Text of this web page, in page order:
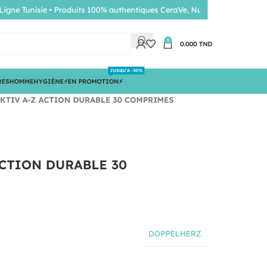
0 0.000 TND
HOMMEHYGIÈNE⚡️EN PROMOTION⚡️
JUSQU'A -50%
A-Z ACTION DURABLE 30 COMPRIMES
DURABLE 30
DOPPELHERZ
• Produits 100% authentiques CeraVe, Nuxe, Bioderma •